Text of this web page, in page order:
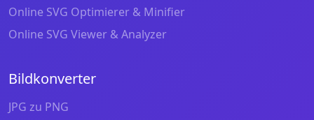
Online SVG Optimierer & Minifier
Online SVG Viewer & Analyzer
Bildkonverter
JPG zu PNG